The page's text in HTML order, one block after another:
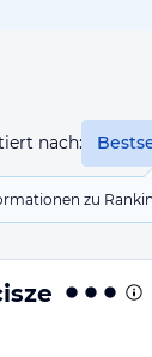
nach:
zu